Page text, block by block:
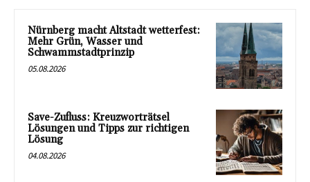
Nürnberg macht Altstadt wetterfest:
Mehr Grün, Wasser und
Schwammstadtprinzip
05.08.2026
Save-Zufluss: Kreuzworträtsel
Lösungen und Tipps zur richtigen
Lösung
04.08.2026